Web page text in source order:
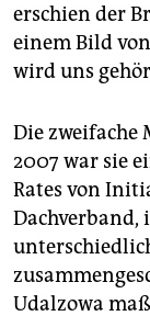
erschien der
einem Bild
wird uns
Die
2007 war sie
Rates von
Dachverband,
Udalzowa